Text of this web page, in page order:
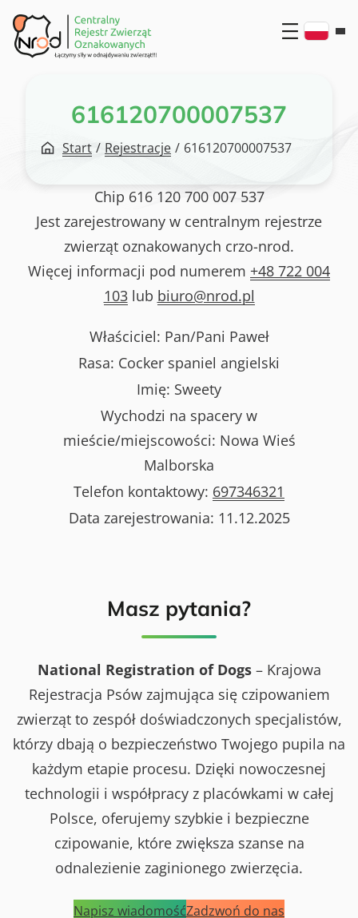
Przejdź
do
treści
616120700007537
Start / Rejestracje / 616120700007537
Chip 616 120 700 007 537
Jest zarejestrowany w centralnym rejestrze
zwierząt oznakowanych crzo-nrod.
Więcej informacji pod numerem +48 722 004
103lub biuro@nrod.pl
Właściciel: Pan/Pani Paweł
Rasa: Cocker spaniel angielski
Imię: Sweety
Wychodzi na spacery w
mieście/miejscowości: Nowa Wieś
Malborska
Telefon kontaktowy: 697346321
Data zarejestrowania: 11.12.2025
Masz pytania?
National Registration of Dogs– Krajowa
Rejestracja Psów zajmująca się czipowaniem
zwierząt to zespół doświadczonych specjalistów,
którzy dbają o bezpieczeństwo Twojego pupila na
każdym etapie procesu. Dzięki nowoczesnej
technologii i współpracy z placówkami w całej
Polsce, oferujemy szybkie i bezpieczne
czipowanie, które zwiększa szanse na
odnalezienie zaginionego zwierzęcia.
Napisz wiadomośćZadzwoń do nas